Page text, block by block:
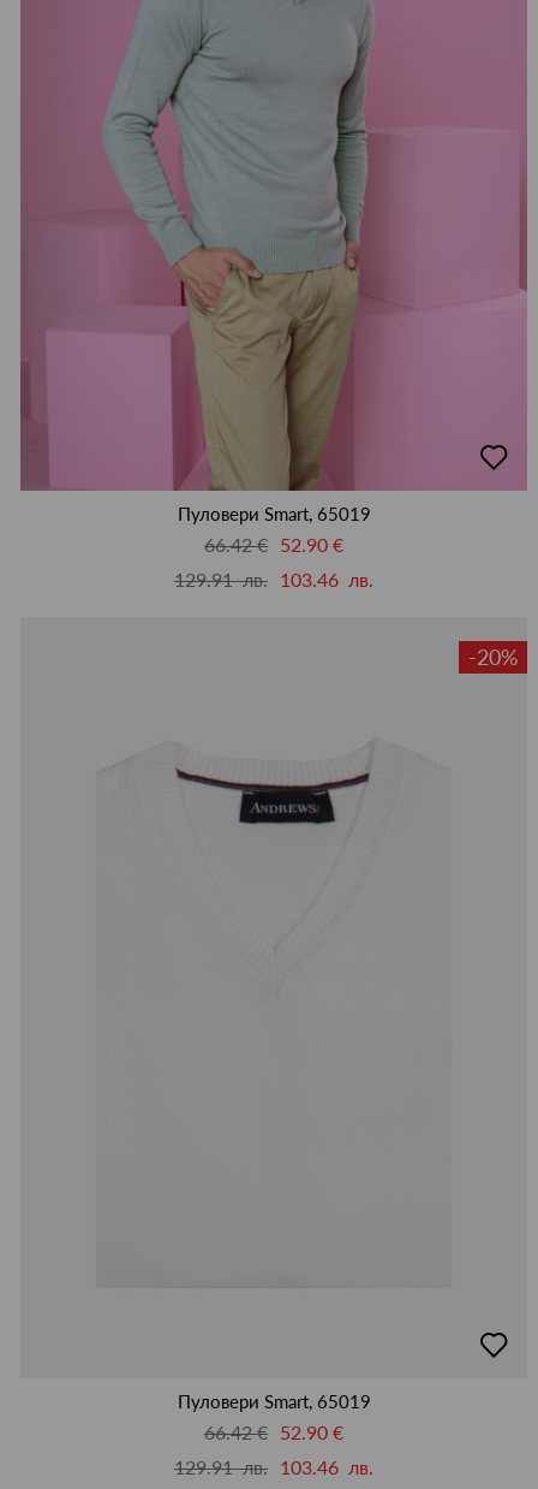
в
Пуловери Smart, 65019
66.42 € 52.90 €
129.91 лв. 103.46 лв.
-20%
в
Пуловери Smart, 65019
66.42 € 52.90 €
129.91 лв. 103.46 лв.